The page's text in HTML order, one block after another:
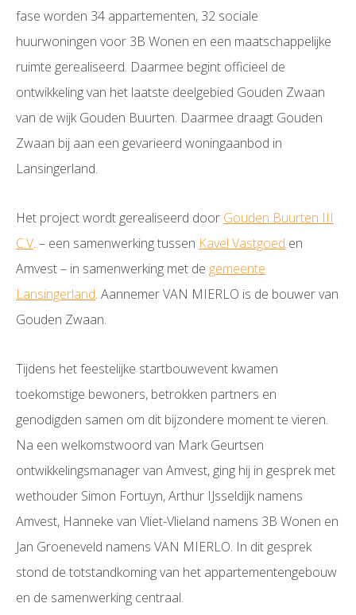
fase worden 34 appartementen, 32 sociale
huurwoningen voor 3B Wonen en een maatschappelijke
ruimte gerealiseerd. Daarmee begint officieel de
ontwikkeling van het laatste deelgebied Gouden Zwaan
van de wijk Gouden Buurten. Daarmee draagt Gouden
Zwaan bij aan een gevarieerd woningaanbod in
Lansingerland.
Het project wordt gerealiseerd door Gouden Buurten III
C.V. – een samenwerking tussen Kavel Vastgoed en
Amvest – in samenwerking met de gemeente
Lansingerland. Aannemer VAN MIERLO is de bouwer van
Gouden Zwaan.
Tijdens het feestelijke startbouwevent kwamen
toekomstige bewoners, betrokken partners en
genodigden samen om dit bijzondere moment te vieren.
Na een welkomstwoord van Mark Geurtsen
ontwikkelingsmanager van Amvest, ging hij in gesprek met
wethouder Simon Fortuyn, Arthur IJsseldijk namens
Amvest, Hanneke van Vliet-Vlieland namens 3B Wonen en
Jan Groeneveld namens VAN MIERLO. In dit gesprek
stond de totstandkoming van het appartementengebouw
en de samenwerking centraal.